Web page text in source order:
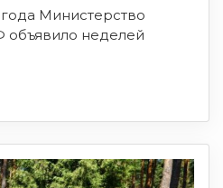
года Министерство
объявило неделей